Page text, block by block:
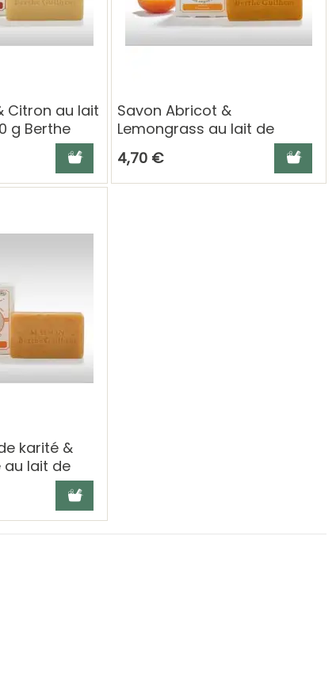
Citron au lait
g Berthe
Ajouter au panier
Savon Abricot &
Lemongrass au lait de
Guilhem
4,70 € Ajouter
karité &
au lait de
Ajouter au panier